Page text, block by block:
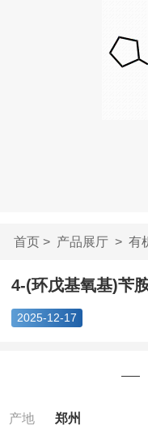
首页> 产品展厅> 有
基)苄胺 CAS号...
4-(环戊基氧基)苄
2025-12-17
产地 郑州